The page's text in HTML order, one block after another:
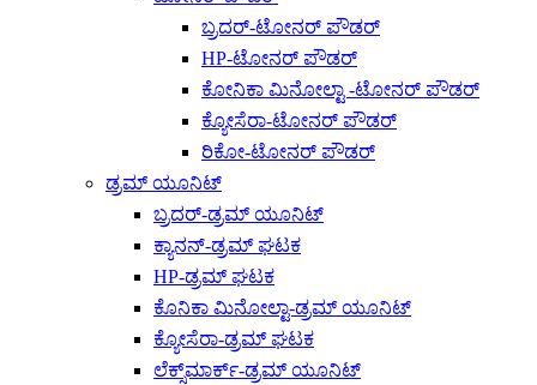
ಬ್ರದರ್-ಟೋನರ್ ಪೌಡರ್
HP-ಟೋನರ್ ಪೌಡರ್
ಕೋನಿಕಾ ಮಿನೋಲ್ಟಾ -ಟೋನರ್ ಪೌಡರ್
ಕ್ಯೋಸೆರಾ-ಟೋನರ್ ಪೌಡರ್
ರಿಕೋ-ಟೋನರ್ ಪೌಡರ್
ಡ್ರಮ್ ಯೂನಿಟ್
ಬ್ರದರ್-ಡ್ರಮ್ ಯೂನಿಟ್
ಕ್ಯಾನನ್-ಡ್ರಮ್ ಘಟಕ
HP-ಡ್ರಮ್ ಘಟಕ
ಕೊನಿಕಾ ಮಿನೋಲ್ಟಾ-ಡ್ರಮ್ ಯೂನಿಟ್
ಕ್ಯೋಸೆರಾ-ಡ್ರಮ್ ಘಟಕ
ಲೆಕ್ಸ್‌ಮಾರ್ಕ್-ಡ್ರಮ್ ಯೂನಿಟ್